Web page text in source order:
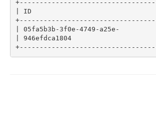
ID
05fa5b3b-3f0e-4749-a25e-
946efdca1804